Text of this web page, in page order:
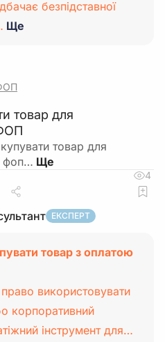
безпідставної
Ще
товар для
товар для
фоп…
4
ЕКСПЕРТ
товар з оплатою
використовувати
корпоративний
інструмент для…